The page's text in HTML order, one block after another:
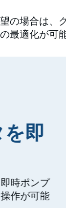
の場合は、
最適化が可
即
時ポンプ
作が可能